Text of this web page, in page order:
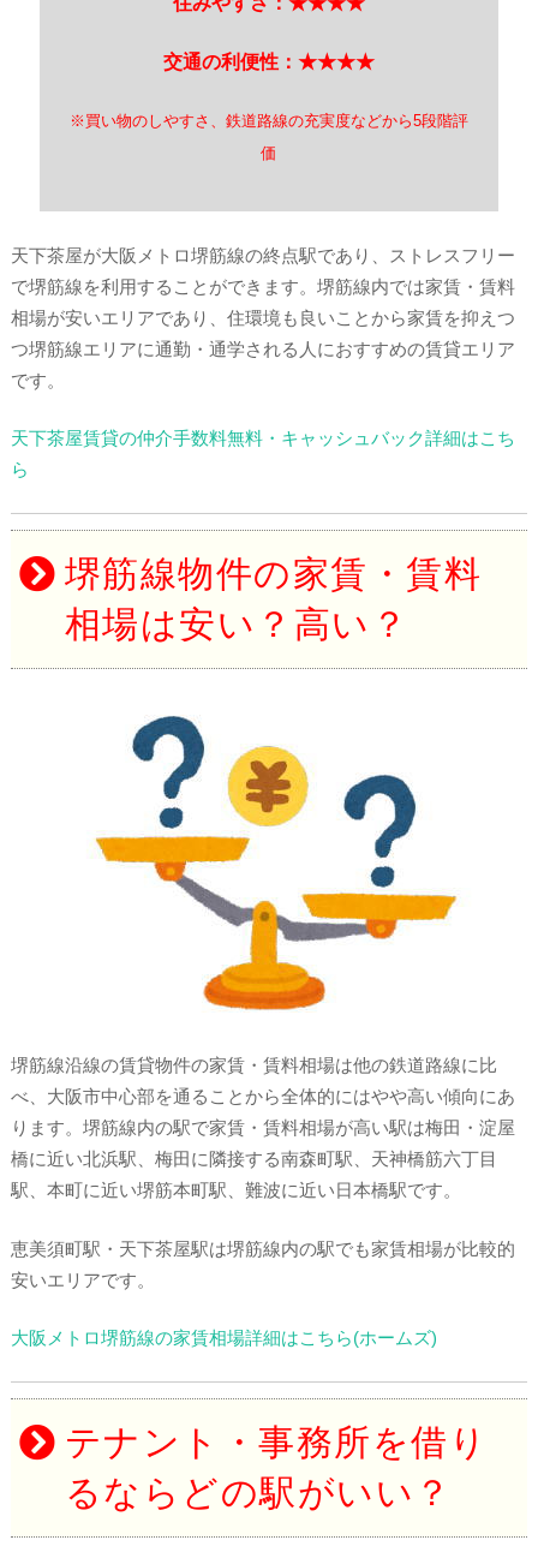
交通の利便性：★★★★
※買い物のしやすさ、鉄道路線の充実度などから5段階評
価
天下茶屋が大阪メトロ堺筋線の終点駅であり、ストレスフリー
で堺筋線を利用することができます。堺筋線内では家賃・賃料
相場が安いエリアであり、住環境も良いことから家賃を抑えつ
つ堺筋線エリアに通勤・通学される人におすすめの賃貸エリア
です。
天下茶屋賃貸の仲介手数料無料・キャッシュバック詳細はこち
ら
堺筋線物件の家賃・賃料
相場は安い？高い？
堺筋線沿線の賃貸物件の家賃・賃料相場は他の鉄道路線に比
べ、大阪市中心部を通ることから全体的にはやや高い傾向にあ
ります。堺筋線内の駅で家賃・賃料相場が高い駅は梅田・淀屋
橋に近い北浜駅、梅田に隣接する南森町駅、天神橋筋六丁目
駅、本町に近い堺筋本町駅、難波に近い日本橋駅です。
恵美須町駅・天下茶屋駅は堺筋線内の駅でも家賃相場が比較的
安いエリアです。
大阪メトロ堺筋線の家賃相場詳細はこちら(ホームズ)
テナント・事務所を借り
るならどの駅がいい？